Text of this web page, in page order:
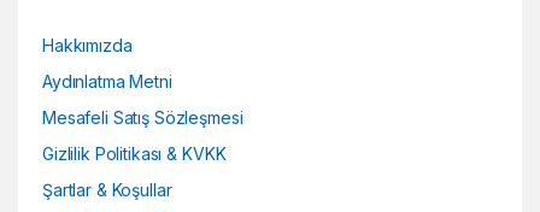
Hakkımızda
Aydınlatma Metni
Mesafeli Satış Sözleşmesi
Gizlilik Politikası & KVKK
Şartlar & Koşullar